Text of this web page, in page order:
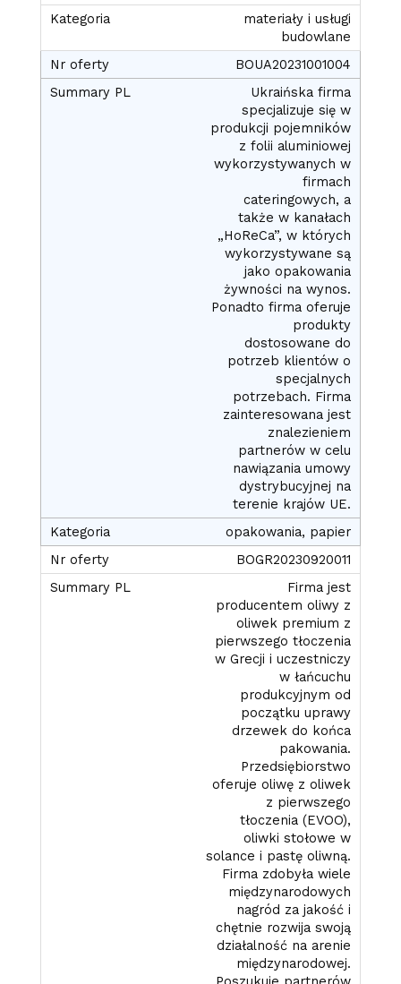
materiały i usługi
budowlane
BOUA20231001004
Ukraińska firma
specjalizuje się w
produkcji pojemników
z folii aluminiowej
wykorzystywanych w
firmach
cateringowych, a
także w kanałach
„HoReCa”, w których
wykorzystywane są
jako opakowania
żywności na wynos.
Ponadto firma oferuje
produkty
dostosowane do
potrzeb klientów o
specjalnych
potrzebach. Firma
zainteresowana jest
znalezieniem
partnerów w celu
nawiązania umowy
dystrybucyjnej na
terenie krajów UE.
opakowania, papier
BOGR20230920011
Firma jest
producentem oliwy z
oliwek premium z
pierwszego tłoczenia
w Grecji i uczestniczy
w łańcuchu
produkcyjnym od
początku uprawy
drzewek do końca
pakowania.
Przedsiębiorstwo
oferuje oliwę z oliwek
z pierwszego
tłoczenia (EVOO),
oliwki stołowe w
solance i pastę oliwną.
Firma zdobyła wiele
międzynarodowych
nagród za jakość i
chętnie rozwija swoją
działalność na arenie
międzynarodowej.